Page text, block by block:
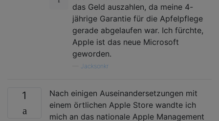
das Geld auszahlen, da meine 4-
jährige Garantie für die Apfelpflege
gerade abgelaufen war. Ich fürchte,
Apple ist das neue Microsoft
geworden.
Jacksonkr
1
Nach einigen Auseinandersetzungen mit
einem örtlichen Apple Store wandte ich
mich an das nationale Apple Management